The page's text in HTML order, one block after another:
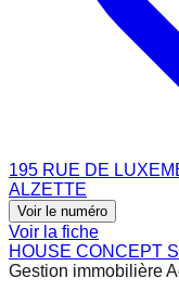
195 RUE DE
ALZETTE
Voir le numéro
Voir la fiche
HOUSE CONCEPT
Gestion immobilière